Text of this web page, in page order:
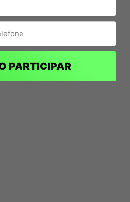
PARTICIPAR